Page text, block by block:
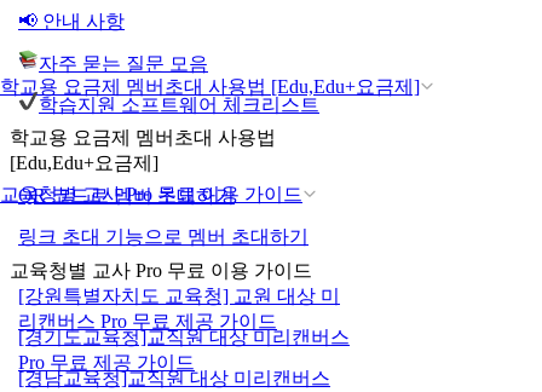
학교용 요금제 멤버초대 사용법 [Edu,Edu+요금제]
교육청별 교사 Pro 무료 이용 가이드
📢 안내 사항
자주 묻는 질문 모음
학습지원 소프트웨어 체크리스트
학교용 요금제 멤버초대 사용법
[Edu,Edu+요금제]
QR 코드로 멤버 초대하기
링크 초대 기능으로 멤버 초대하기
교육청별 교사 Pro 무료 이용 가이드
[강원특별자치도 교육청] 교원 대상 미
리캔버스 Pro 무료 제공 가이드
[경기도교육청]교직원 대상 미리캔버스
Pro 무료 제공 가이드
[경남교육청]교직원 대상 미리캔버스